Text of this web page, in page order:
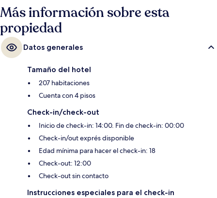
Más información sobre esta
propiedad
Datos generales
Tamaño del hotel
207 habitaciones
Cuenta con 4 pisos
Check-in/check-out
Inicio de check-in: 14:00. Fin de check-in: 00:00
Check-in/out exprés disponible
Edad mínima para hacer el check-in: 18
Check-out: 12:00
Check-out sin contacto
Instrucciones especiales para el check-in